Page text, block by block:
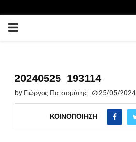
PRIMARY
20240525_193114
by Γιώργος Πατσομύτης 25/05/2024
ΚΟΙΝΟΠΟΊΗΣΗ